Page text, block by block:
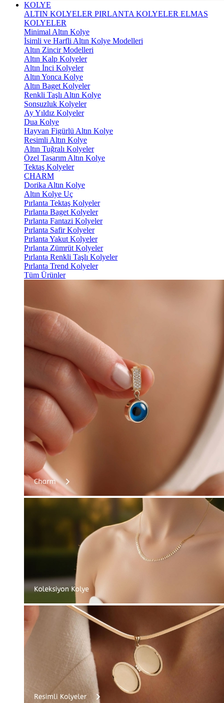
KOLYE
ALTIN KOLYELER PIRLANTA KOLYELER ELMAS
KOLYELER
Minimal Altın Kolye
İsimli ve Harfli Altın Kolye Modelleri
Altın Zincir Modelleri
Altın Kalp Kolyeler
Altın İnci Kolyeler
Altın Yonca Kolye
Altın Baget Kolyeler
Renkli Taşlı Altın Kolye
Sonsuzluk Kolyeler
Ay Yıldız Kolyeler
Dua Kolye
Hayvan Figürlü Altın Kolye
Resimli Altın Kolye
Altın Tuğralı Kolyeler
Özel Tasarım Altın Kolye
Tektaş Kolyeler
CHARM
Dorika Altın Kolye
Altın Kolye Uç
Pırlanta Tektaş Kolyeler
Pırlanta Baget Kolyeler
Pırlanta Fantazi Kolyeler
Pırlanta Safir Kolyeler
Pırlanta Yakut Kolyeler
Pırlanta Zümrüt Kolyeler
Pırlanta Renkli Taşlı Kolyeler
Pırlanta Trend Kolyeler
Tüm Ürünler